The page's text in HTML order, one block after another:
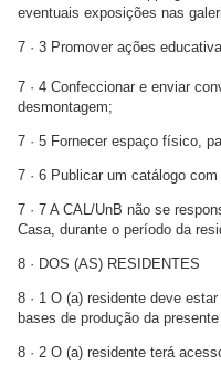
eventuais exposições nas
7 · 3 Promover ações
7 · 4 Confeccionar e enviar
desmontagem;
7 · 5 Fornecer espaço físico,
7 · 6 Publicar um catálogo
7 · 7 A CAL/UnB não se
Casa, durante o período da
8 · DOS (AS) RESIDENTES
8 · 1 O (a) residente deve
bases de produção da
8 · 2 O (a) residente terá